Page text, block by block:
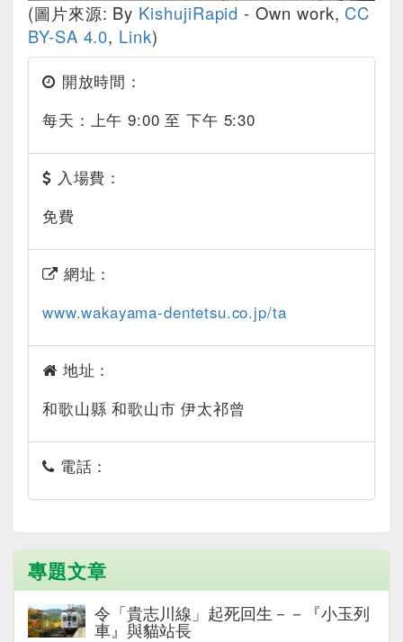
(圖片來源: By KishujiRapid -Own work, CC
BY-SA 4.0, Link)
開放時間：
每天：上午 9:00 至 下午 5:30
入場費：
免費
網址：
www.wakayama-dentetsu.co.jp/ta
地址：
和歌山縣 和歌山市 伊太祁曾
電話：
專題文章
令「貴志川線」起死回生－－『小玉列
車』與貓站長